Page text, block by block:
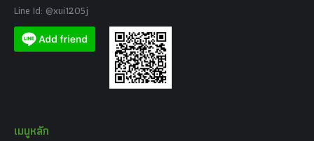
Line Id: @xui1205j
เมนูหลัก